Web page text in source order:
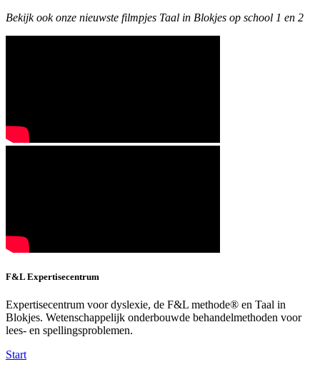
Bekijk ook onze nieuwste filmpjes Taal in Blokjes op school 1 en 2
F&L Expertisecentrum
Expertisecentrum voor dyslexie, de F&L methode® en Taal in
Blokjes. Wetenschappelijk onderbouwde behandelmethoden voor
lees- en spellingsproblemen.
Start